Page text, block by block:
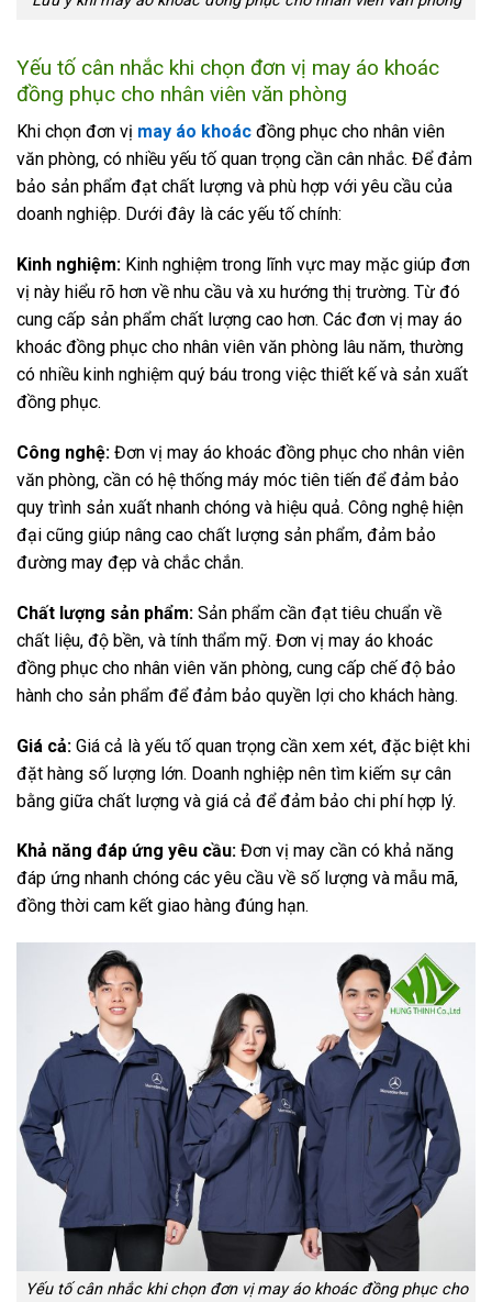
Yếu tố cân nhắc khi chọn đơn vị may áo khoác
đồng phục cho nhân viên văn phòng
Khi chọn đơn vị may áo khoác đồng phục cho nhân viên
văn phòng, có nhiều yếu tố quan trọng cần cân nhắc. Để đảm
bảo sản phẩm đạt chất lượng và phù hợp với yêu cầu của
doanh nghiệp. Dưới đây là các yếu tố chính:
Kinh nghiệm: Kinh nghiệm trong lĩnh vực may mặc giúp đơn
vị này hiểu rõ hơn về nhu cầu và xu hướng thị trường. Từ đó
cung cấp sản phẩm chất lượng cao hơn. Các đơn vị may áo
khoác đồng phục cho nhân viên văn phòng lâu năm, thường
có nhiều kinh nghiệm quý báu trong việc thiết kế và sản xuất
đồng phục.
Công nghệ: Đơn vị may áo khoác đồng phục cho nhân viên
văn phòng, cần có hệ thống máy móc tiên tiến để đảm bảo
quy trình sản xuất nhanh chóng và hiệu quả. Công nghệ hiện
đại cũng giúp nâng cao chất lượng sản phẩm, đảm bảo
đường may đẹp và chắc chắn.
Chất lượng sản phẩm: Sản phẩm cần đạt tiêu chuẩn về
chất liệu, độ bền, và tính thẩm mỹ. Đơn vị may áo khoác
đồng phục cho nhân viên văn phòng, cung cấp chế độ bảo
hành cho sản phẩm để đảm bảo quyền lợi cho khách hàng.
Giá cả: Giá cả là yếu tố quan trọng cần xem xét, đặc biệt khi
đặt hàng số lượng lớn. Doanh nghiệp nên tìm kiếm sự cân
bằng giữa chất lượng và giá cả để đảm bảo chi phí hợp lý.
Khả năng đáp ứng yêu cầu: Đơn vị may cần có khả năng
đáp ứng nhanh chóng các yêu cầu về số lượng và mẫu mã,
đồng thời cam kết giao hàng đúng hạn.
Yếu tố cân nhắc khi chọn đơn vị may áo khoác đồng phục cho